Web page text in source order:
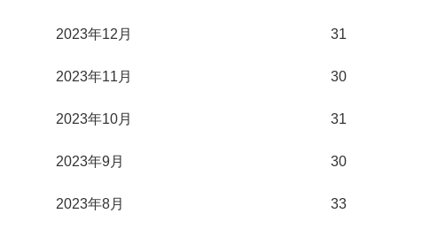
2023年12月 31
2023年11月 30
2023年10月 31
2023年9月 30
2023年8月 33